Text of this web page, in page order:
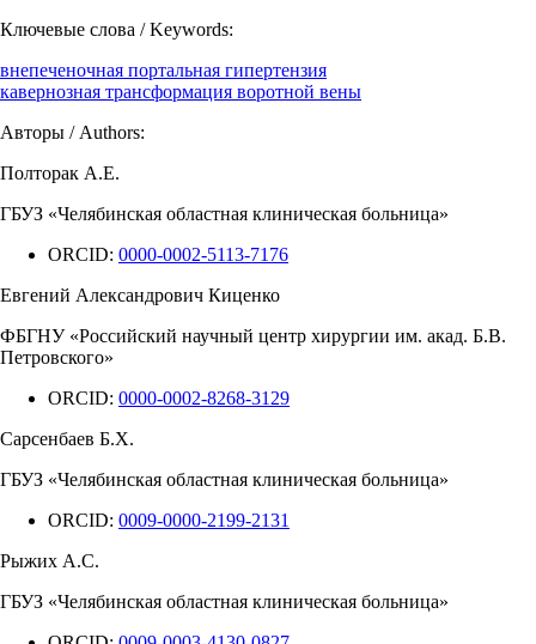
Ключевые слова / Keywords:
внепеченочная портальная гипертензия
кавернозная трансформация воротной вены
Авторы / Authors:
Полторак А.Е.
ГБУЗ «Челябинская областная клиническая больница»
ORCID: 0000-0002-5113-7176
Евгений Александрович Киценко
ФБГНУ «Российский научный центр хирургии им. акад. Б.В.
Петровского»
ORCID: 0000-0002-8268-3129
Сарсенбаев Б.Х.
ГБУЗ «Челябинская областная клиническая больница»
ORCID: 0009-0000-2199-2131
Рыжих А.С.
ГБУЗ «Челябинская областная клиническая больница»